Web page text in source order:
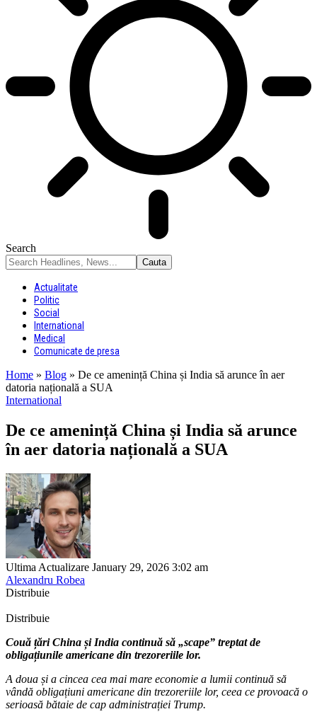
Search
Actualitate
Politic
Social
International
Medical
Comunicate de presa
Home » Blog » De ce amenință China și India să arunce în aer
datoria națională a SUA
International
De ce amenință China și India să arunce
în aer datoria națională a SUA
Ultima Actualizare January 29, 2026 3:02 am
Alexandru Robea
Distribuie
Distribuie
Couă țări China și India continuă să „scape” treptat de
obligațiunile americane din trezoreriile lor.
A doua și a cincea cea mai mare economie a lumii continuă să
vândă obligațiuni americane din trezoreriile lor, ceea ce provoacă o
serioasă bătaie de cap administrației Trump.